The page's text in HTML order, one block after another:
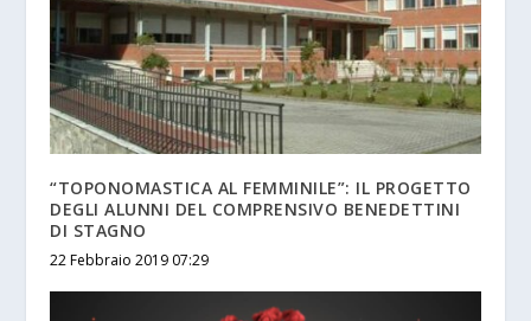
“TOPONOMASTICA AL FEMMINILE”: IL PROGETTO
DEGLI ALUNNI DEL COMPRENSIVO BENEDETTINI
DI STAGNO
22 Febbraio 2019 07:29